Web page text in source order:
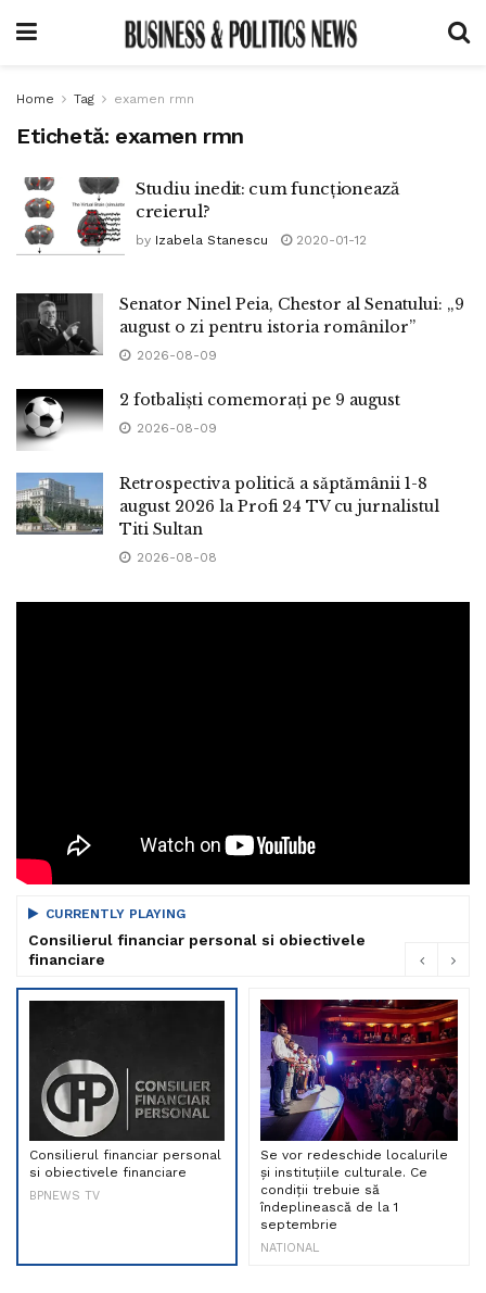
Home Tag examen rmn
Etichetă: examen rmn
Studiu inedit: cum funcționează
creierul?
by Izabela Stanescu 2020-01-12
Senator Ninel Peia, Chestor al Senatului: „9
august o zi pentru istoria românilor”
2026-08-09
2 fotbaliști comemorați pe 9 august
2026-08-09
Retrospectiva politică a săptămânii 1-8
august 2026 la Profi 24 TV cu jurnalistul
Titi Sultan
2026-08-08
CURRENTLY PLAYING
Consilierul financiar personal si obiectivele
financiare
Consilierul financiar personal
si obiectivele financiare
BPNEWS TV
Se vor redeschide localurile
și instituțiile culturale. Ce
condiții trebuie să
îndeplinească de la 1
septembrie
NATIONAL